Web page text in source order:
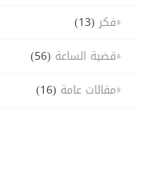
فكر(13)
قضية الساعة (56)
مقالات عامة (16)